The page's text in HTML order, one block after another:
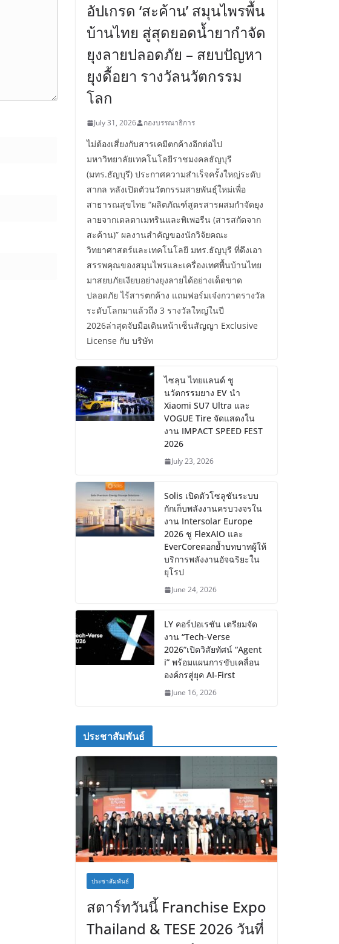
อัปเกรด ‘สะค้าน’ สมุนไพรพื้น
บ้านไทย สู่สุดยอดน้ำยากำจัด
ยุงลายปลอดภัย – สยบปัญหา
ยุงดื้อยา รางวัลนวัตกรรม
โลก
July 31, 2026 กองบรรณาธิการ
ไม่ต้องเสี่ยงกับสารเคมีตกค้างอีกต่อไป
มหาวิทยาลัยเทคโนโลยีราชมงคลธัญบุรี
(มทร.ธัญบุรี) ประกาศความสำเร็จครั้งใหญ่ระดับ
สากล หลังเปิดตัวนวัตกรรมสายพันธุ์ใหม่เพื่อ
สาธารณสุขไทย “ผลิตภัณฑ์สูตรสารผสมกำจัดยุง
ลายจากเดลตาเมทรินและพิเพอรีน (สารสกัดจาก
สะค้าน)” ผลงานสำคัญของนักวิจัยคณะ
วิทยาศาสตร์และเทคโนโลยี มทร.ธัญบุรี ที่ดึงเอา
สรรพคุณของสมุนไพรและเครื่องเทศพื้นบ้านไทย
มาสยบภัยเงียบอย่างยุงลายได้อย่างเด็ดขาด
ปลอดภัย ไร้สารตกค้าง แถมฟอร์มเจ๋งกวาดรางวัล
ระดับโลกมาแล้วถึง 3 รางวัลใหญ่ในปี
2026ล่าสุดจับมือเดินหน้าเซ็นสัญญา Exclusive
License กับ บริษัท
ไซลุน ไทยแลนด์ ชู
นวัตกรรมยาง EV นำ
Xiaomi SU7 Ultra และ
VOGUE Tire จัดแสดงใน
งาน IMPACT SPEED FEST
2026
July 23, 2026
Solis เปิดตัวโซลูชันระบบ
กักเก็บพลังงานครบวงจรใน
งาน Intersolar Europe
2026 ชู FlexAIO และ
EverCoreตอกย้ำบทบาทผู้ให้
บริการพลังงานอัจฉริยะใน
ยุโรป
June 24, 2026
LY คอร์ปอเรชัน เตรียมจัด
งาน “Tech-Verse
2026”เปิดวิสัยทัศน์ “Agent
i” พร้อมแผนการขับเคลื่อน
องค์กรสู่ยุค AI-First
June 16, 2026
ประชาสัมพันธ์
ประชาสัมพันธ์
สตาร์ทวันนี้ Franchise Expo
Thailand & TESE 2026 วันที่